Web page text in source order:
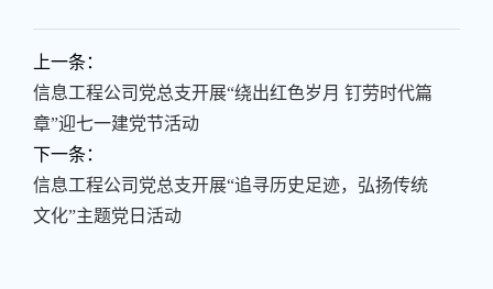
上一条：
信息工程公司党总支开展“绕出红色岁月 钉劳时代篇
章”迎七一建党节活动
下一条：
信息工程公司党总支开展“追寻历史足迹，弘扬传统
文化”主题党日活动